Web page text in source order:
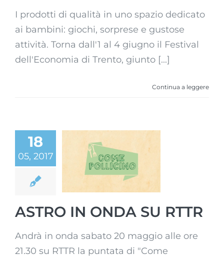
I prodotti di qualità in uno spazio dedicato
ai bambini: giochi, sorprese e gustose
attività. Torna dall'1 al 4 giugno il Festival
dell'Economia di Trento, giunto [...]
Continua a leggere
18
05, 2017
ASTRO IN
ONDA SU RTTR
ASTRO IN ONDA SU RTTR
Andrà in onda sabato 20 maggio alle ore
21.30 su RTTR la puntata di "Come